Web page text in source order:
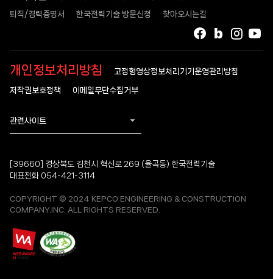
퇴직/경력증명서 한국전력기술 방문신청 찾아오시는길
인스
블로그
페이스북
개인정보처리방침 고정형영상정보처리기기운영관리방침
저작권보호정책 이메일무단수집거부
관련사이트
[39660] 경상북도 김천시 혁신로 269 (율곡동) 한국전력기술
대표전화 054-421-3114
COPYRIGHT © 2024 KEPCO ENGINEERING & CONSTRUCTION
COMPANY.INC. ALL RIGHTS RESERVED.